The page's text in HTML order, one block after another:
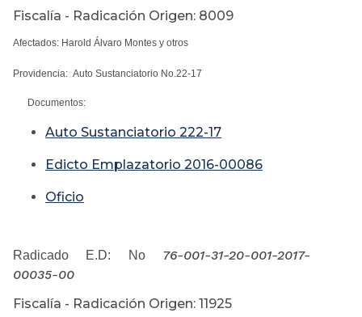
Fiscalía - Radicación Origen: 8009
Afectados: Harold Álvaro Montes y otros
Providencia: Auto Sustanciatorio No.22-17
Documentos:
Auto Sustanciatorio 222-17
Edicto Emplazatorio 2016-00086
Oficio
Radicado E.D: No 76-001-31-20-001-2017-
00035-00
Fiscalía - Radicación Origen: 11925